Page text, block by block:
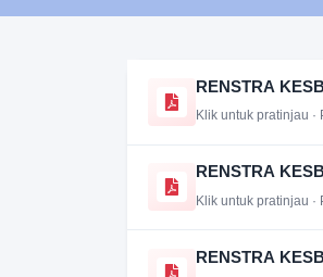
RENSTRA
Klik untuk pratinjau ·
RENSTRA
Klik untuk pratinjau ·
RENSTRA